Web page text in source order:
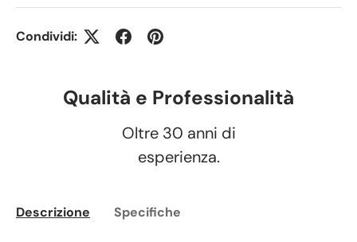
Condividi:
Qualità e Professionalità
Oltre 30 anni di
esperienza.
Descrizione Specifiche